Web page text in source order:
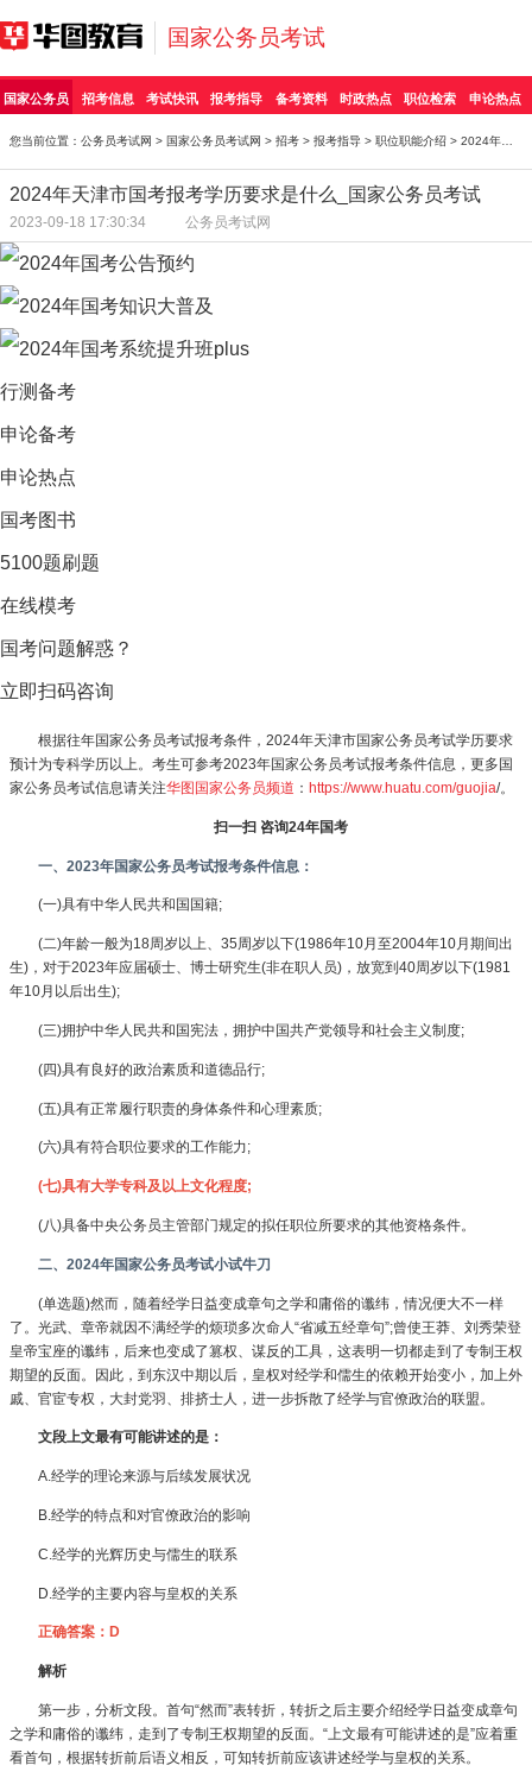
国家公务员考试
国家公务员 招考信息 考试快讯 报考指导 备考资料 时政热点 职位检索 申论热点
您当前位置： 公务员考试网 > 国家公务员考试网 > 招考 > 报考指导 > 职位职能介绍 > 2024年天津市国考报考学历要求是什么_国家公务员考
2024年天津市国考报考学历要求是什么_国家公务员考试
2023-09-18 17:30:34 公务员考试网
行测备考
申论备考
申论热点
国考图书
5100题刷题
在线模考
国考问题解惑？
立即扫码咨询
根据往年国家公务员考试报考条件，2024年天津市国家公务员考试学历要求
预计为专科学历以上。考生可参考2023年国家公务员考试报考条件信息，更多国
家公务员考试信息请关注华图国家公务员频道 ： https://www.huatu.com/guojia/。
扫一扫 咨询24年国考
一、2023年国家公务员考试报考条件信息：
(一)具有中华人民共和国国籍;
(二)年龄一般为18周岁以上、35周岁以下(1986年10月至2004年10月期间出
生)，对于2023年应届硕士、博士研究生(非在职人员)，放宽到40周岁以下(1981
年10月以后出生);
(三)拥护中华人民共和国宪法，拥护中国共产党领导和社会主义制度;
(四)具有良好的政治素质和道德品行;
(五)具有正常履行职责的身体条件和心理素质;
(六)具有符合职位要求的工作能力;
(七)具有大学专科及以上文化程度;
(八)具备中央公务员主管部门规定的拟任职位所要求的其他资格条件。
二、2024年国家公务员考试小试牛刀
(单选题)然而，随着经学日益变成章句之学和庸俗的谶纬，情况便大不一样
了。光武、章帝就因不满经学的烦琐多次命人“省减五经章句”;曾使王莽、刘秀荣登
皇帝宝座的谶纬，后来也变成了篡权、谋反的工具，这表明一切都走到了专制王权
期望的反面。因此，到东汉中期以后，皇权对经学和儒生的依赖开始变小，加上外
戚、官宦专权，大封党羽、排挤士人，进一步拆散了经学与官僚政治的联盟。
文段上文最有可能讲述的是：
A.经学的理论来源与后续发展状况
B.经学的特点和对官僚政治的影响
C.经学的光辉历史与儒生的联系
D.经学的主要内容与皇权的关系
正确答案：D
解析
第一步，分析文段。首句“然而”表转折，转折之后主要介绍经学日益变成章句
之学和庸俗的谶纬，走到了专制王权期望的反面。“上文最有可能讲述的是”应着重
看首句，根据转折前后语义相反，可知转折前应该讲述经学与皇权的关系。